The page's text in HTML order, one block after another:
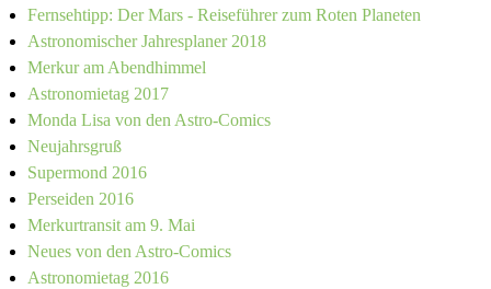
Fernsehtipp: Der Mars - Reiseführer zum Roten Planeten
Astronomischer Jahresplaner 2018
Merkur am Abendhimmel
Astronomietag 2017
Monda Lisa von den Astro-Comics
Neujahrsgruß
Supermond 2016
Perseiden 2016
Merkurtransit am 9. Mai
Neues von den Astro-Comics
Astronomietag 2016